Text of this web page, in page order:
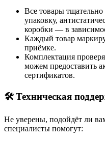
Все товары
упаковку,
коробки — в
Каждый товар
приёмке.
Комплектация
можем предоставить
сертификатов.
🛠 Техническая
Не уверены, подойдёт ли
специалисты помогут: